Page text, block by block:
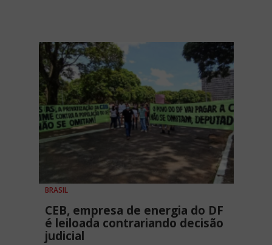
BRASIL
CEB, empresa de energia do DF
é leiloada contrariando decisão
judicial